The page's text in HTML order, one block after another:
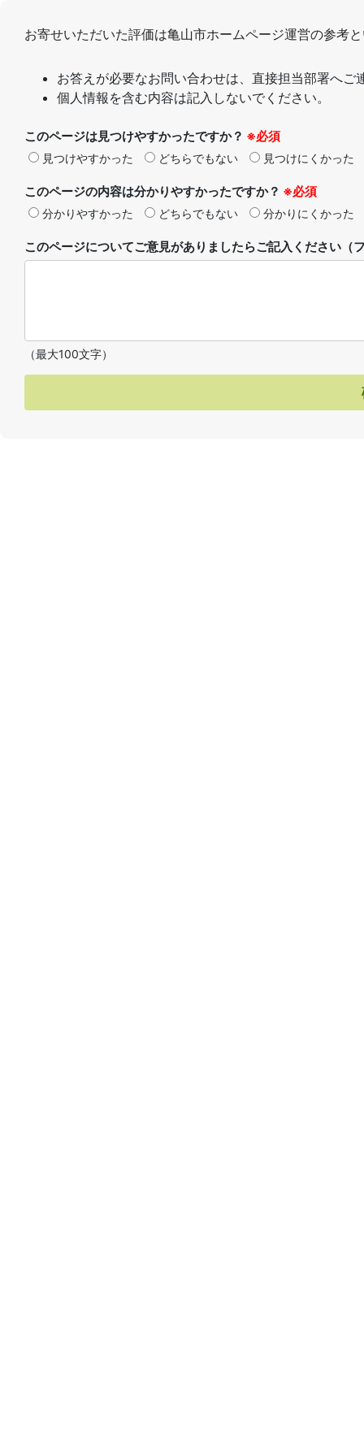
お寄せいただいた評価は亀山市ホームページ運営の参考
お答えが必要なお問い合わせは、直接担当部署へご
個人情報を含む内容は記入しないでください。
このページは見つけやすかったですか？ ※必須
見つけやすかった どちらでもない 見つけにくかった
このページの内容は分かりやすかったですか？ ※必須
分かりやすかった どちらでもない 分かりにくかった
このページについてご意見がありましたらご記入ください
（最大100文字）